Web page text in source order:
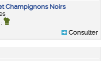
Champignons Noirs
Consulter